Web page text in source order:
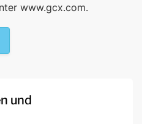
www.gcx.com.
und